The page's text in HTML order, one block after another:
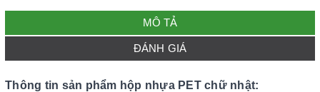
MÔ TẢ
ĐÁNH GIÁ
Thông tin sản phẩm hộp nhựa PET chữ nhật: